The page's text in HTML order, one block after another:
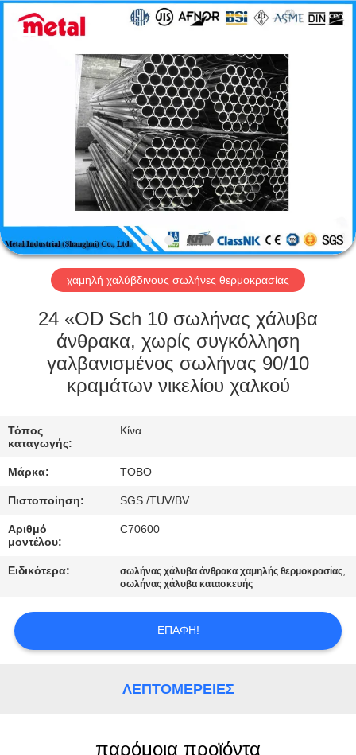
ΠΡΟΪΌΝΤΑ
ΠΕΡΊΠΟΥ
ΓΎΡΟΣ
ΕΡΓΟΣΤΑΣΊΩΝ
ΠΟΙΟΤΙΚΌΣ
ΈΛΕΓΧΟΣ
ΕΛΆΤΕ
ΣΕ
ΕΠΑΦΉ
ΝΈΑ
ΠΕΡΙΠΤΏΣΕΙΣ
TOBO
STEEL
GROUP
CHINA.
χαμηλή χαλύβδινους σωλήνες θερμοκρασίας
24 «OD Sch 10 σωλήνας χάλυβα
άνθρακα, χωρίς συγκόλληση
γαλβανισμένος σωλήνας 90/10
κραμάτων νικελίου χαλκού
Τόπος
καταγωγής:
Κίνα
Μάρκα: TOBO
Πιστοποίηση: SGS /TUV/BV
Αριθμό
μοντέλου:
C70600
Ειδικότερα: σωλήνας χάλυβα άνθρακα χαμηλής θερμοκρασίας,
σωλήνας χάλυβα κατασκευής
ΕΠΑΦΉ!
ΛΕΠΤΟΜΈΡΕΙΕΣ
παρόμοια προϊόντα